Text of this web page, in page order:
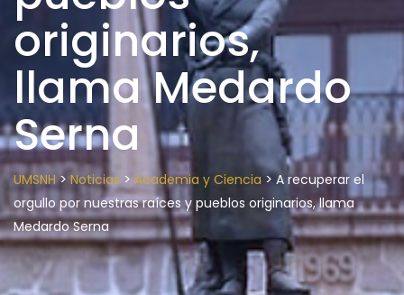
originarios,
llama Medardo
Serna
UMSNH> Noticias > Academia y Ciencia >A recuperar el
orgullo por nuestras raíces y pueblos originarios, llama
Medardo Serna